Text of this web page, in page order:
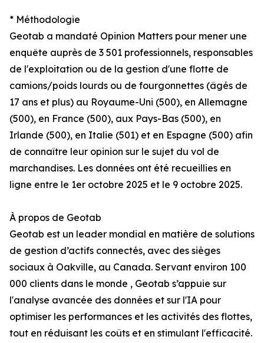
* Méthodologie
Geotab a mandaté Opinion Matters pour mener une
enquête auprès de 3 501 professionnels, responsables
de l'exploitation ou de la gestion d'une flotte de
camions/poids lourds ou de fourgonnettes (âgés de
17 ans et plus) au Royaume-Uni (500), en Allemagne
(500), en France (500), aux Pays-Bas (500), en
Irlande (500), en Italie (501) et en Espagne (500) afin
de connaître leur opinion sur le sujet du vol de
marchandises. Les données ont été recueillies en
ligne entre le 1er octobre 2025 et le 9 octobre 2025.
À propos de Geotab
Geotab est un leader mondial en matière de solutions
de gestion d’actifs connectés, avec des sièges
sociaux à Oakville, au Canada. Servant environ 100
000 clients dans le monde , Geotab s’appuie sur
l'analyse avancée des données et sur l'IA pour
optimiser les performances et les activités des flottes,
tout en réduisant les coûts et en stimulant l'efficacité.